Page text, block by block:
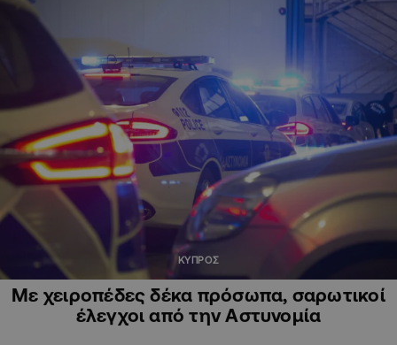
ΚΥΠΡΟΣ
Με χειροπέδες δέκα πρόσωπα, σαρωτικοί
έλεγχοι από την Αστυνομία